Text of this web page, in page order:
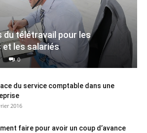
du télétravail pour les
les salariés
0
du service comptable dans une
2016
faire pour avoir un coup d’avance